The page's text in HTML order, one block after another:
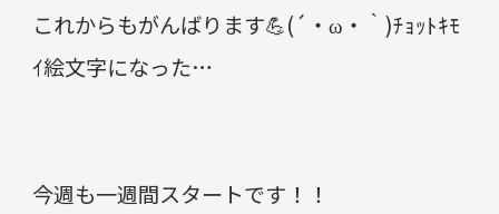
これからもがんばります💪(´・ω・｀)ﾁｮｯﾄｷﾓ
ｲ絵文字になった…
今週も一週間スタートです！！